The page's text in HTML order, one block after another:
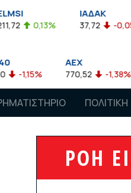
ΙΑΔΑΚ
37,72 -0,05%
MXGRR
5.986,38
-1,38%
IBEX 35
8.783,40
ΠΟΛΙΤΙΚΗ
ΡΟΗ